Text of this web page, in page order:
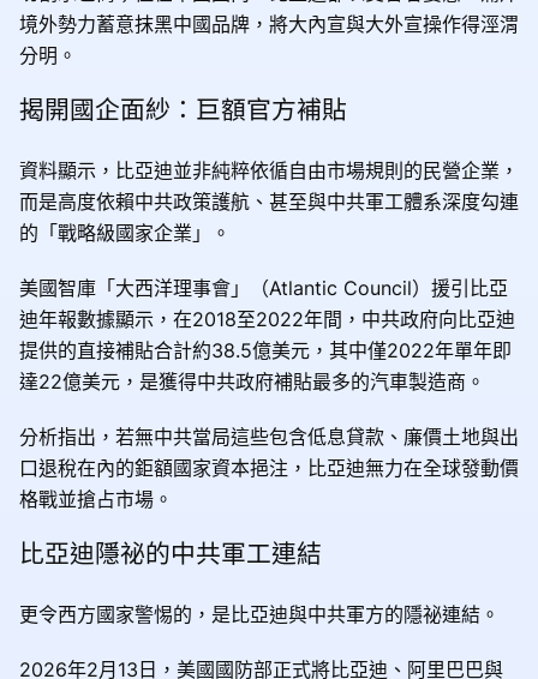
境外勢力蓄意抹黑中國品牌，將大內宣與大外宣操作得涇渭
分明。
揭開國企面紗：巨額官方補貼
資料顯示，比亞迪並非純粹依循自由市場規則的民營企業，
而是高度依賴中共政策護航、甚至與中共軍工體系深度勾連
的「戰略級國家企業」。
美國智庫「大西洋理事會」（Atlantic Council）援引比亞
迪年報數據顯示，在2018至2022年間，中共政府向比亞迪
提供的直接補貼合計約38.5億美元，其中僅2022年單年即
達22億美元，是獲得中共政府補貼最多的汽車製造商。
分析指出，若無中共當局這些包含低息貸款、廉價土地與出
口退稅在內的鉅額國家資本挹注，比亞迪無力在全球發動價
格戰並搶占市場。
比亞迪隱祕的中共軍工連結
更令西方國家警惕的，是比亞迪與中共軍方的隱祕連結。
2026年2月13日，美國國防部正式將比亞迪、阿里巴巴與